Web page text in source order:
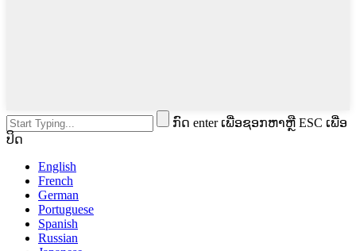
ກົດ enter ເພື່ອຊອກຫາຫຼື ESC ເພື່ອ
ປິດ
English
French
German
Portuguese
Spanish
Russian